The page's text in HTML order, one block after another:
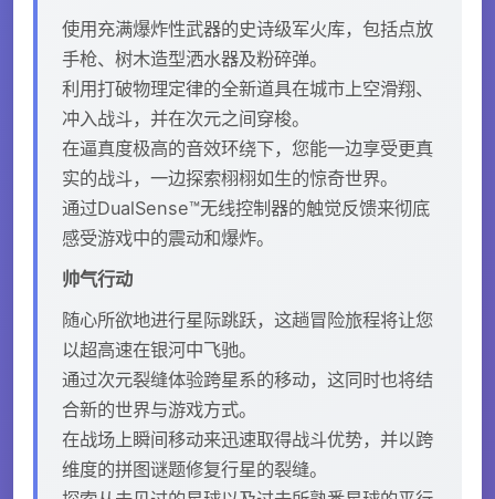
使用充满爆炸性武器的史诗级军火库，包括点放
手枪、树木造型洒水器及粉碎弹。
利用打破物理定律的全新道具在城市上空滑翔、
冲入战斗，并在次元之间穿梭。
在逼真度极高的音效环绕下，您能一边享受更真
实的战斗，一边探索栩栩如生的惊奇世界。
通过DualSense™无线控制器的触觉反馈来彻底
感受游戏中的震动和爆炸。
帅气行动
随心所欲地进行星际跳跃，这趟冒险旅程将让您
以超高速在银河中飞驰。
通过次元裂缝体验跨星系的移动，这同时也将结
合新的世界与游戏方式。
在战场上瞬间移动来迅速取得战斗优势，并以跨
维度的拼图谜题修复行星的裂缝。